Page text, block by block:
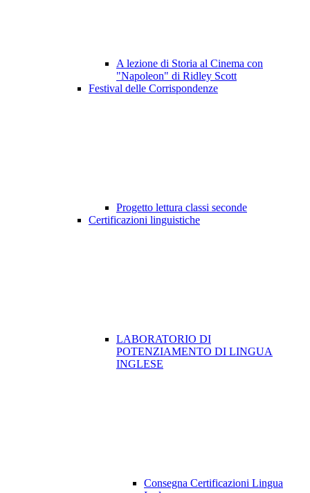
A lezione di Storia al Cinema con
"Napoleon" di Ridley Scott
Festival delle Corrispondenze
Progetto lettura classi seconde
Certificazioni linguistiche
LABORATORIO DI
POTENZIAMENTO DI LINGUA
INGLESE
Consegna Certificazioni Lingua